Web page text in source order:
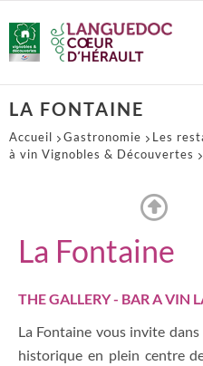
LA FONTAINE
Accueil Gastronomie
Les
à vin Vignobles & Découvertes
La Fontaine
THE GALLERY - BAR A VIN
La Fontaine vous invite dans
historique en plein centre de